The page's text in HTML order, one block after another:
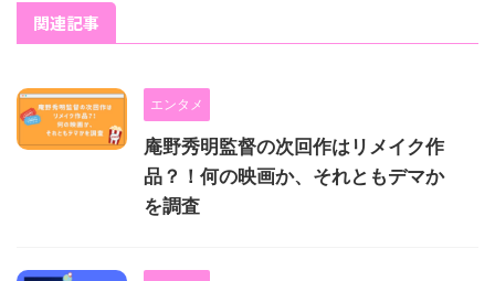
関連記事
エンタメ
庵野秀明監督の次回作はリメイク作
品？！何の映画か、それともデマか
を調査